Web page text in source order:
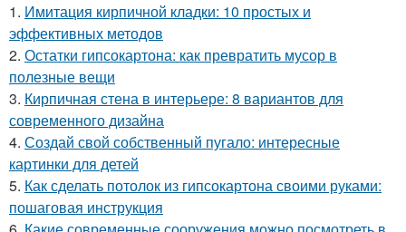
1. Имитация кирпичной кладки: 10 простых и
эффективных методов
2. Остатки гипсокартона: как превратить мусор в
полезные вещи
3. Кирпичная стена в интерьере: 8 вариантов для
современного дизайна
4. Создай свой собственный пугало: интересные
картинки для детей
5. Как сделать потолок из гипсокартона своими руками:
пошаговая инструкция